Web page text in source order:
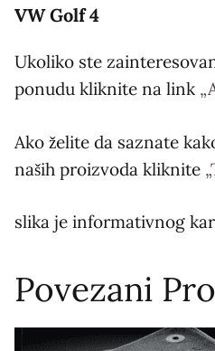
VW Golf 4
Ukoliko ste
ponudu kliknite na link
Ako želite da saznate
naših proizvoda kliknite
slika je informativnog
Povezani